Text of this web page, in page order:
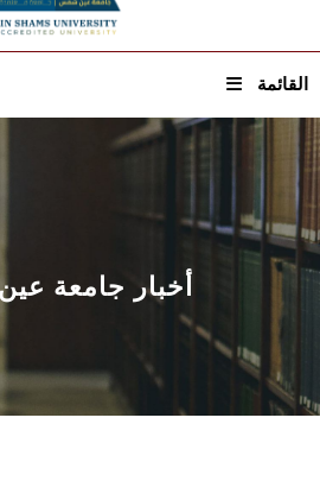
القائمة
أخبار جامعة